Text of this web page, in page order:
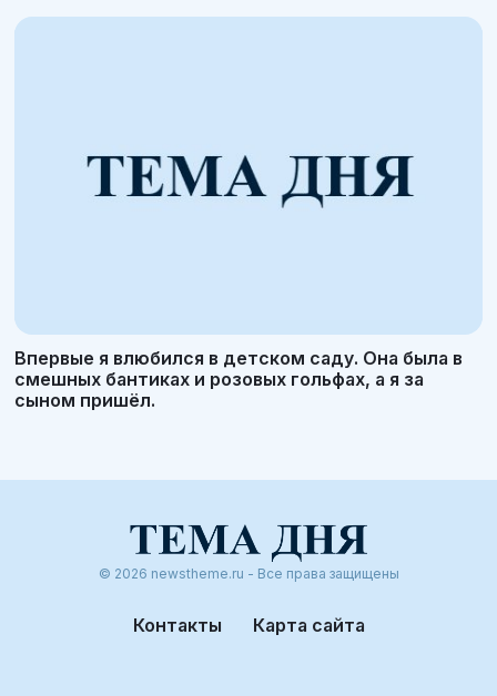
Впервые я влюбился в детском саду. Она была в
смешных бантиках и розовых гольфах, а я за
сыном пришёл.
© 2026 newstheme.ru - Все права защищены
Контакты Карта сайта